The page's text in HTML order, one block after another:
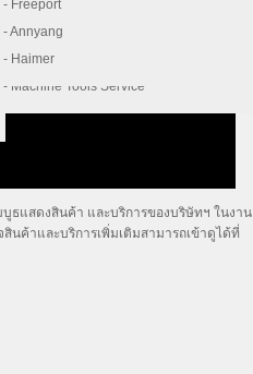
- AccurPress
- FFG
- Esprit CAM-Software
- Machine Tools Service
- Freeport
- Annyang
- Haimer
ดงสินค้า และบริการของบริษัทฯ ในงาน
นค้าและบริการเพิ่มเติมสามารถเข้าดูได้ที่